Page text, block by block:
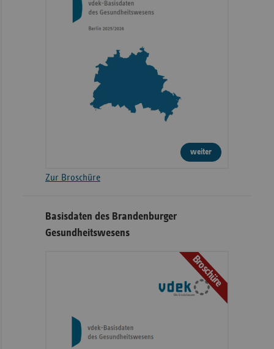
weiter
Zur Broschüre
Basisdaten des Brandenburger
Gesundheitswesens
Broschüre